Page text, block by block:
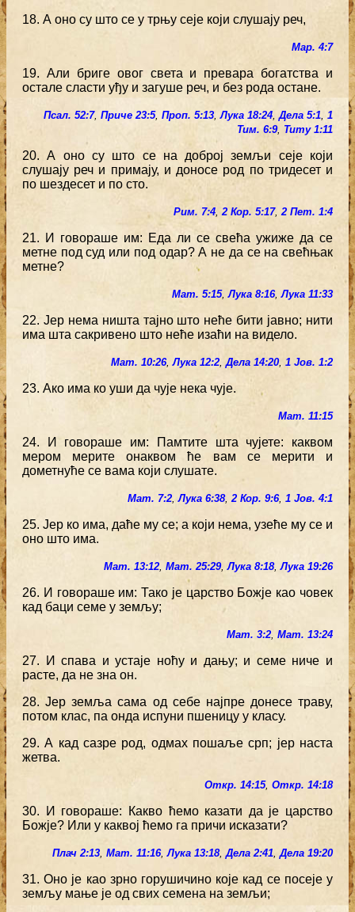
18. А оно су што се у трњу сеје који слушају реч,
Мар. 4:7
19. Али бриге овог света и превара богатства и
остале сласти уђу и загуше реч, и без рода остане.
Псал. 52:7, Приче 23:5, Проп. 5:13,Лука 18:24,Дела 5:1, 1
Тим. 6:9, Титу 1:11
20. А оно су што се на доброј земљи сеје који
слушају реч и примају, и доносе род по тридесет и
по шездесет и по сто.
Рим. 7:4,2 Кор. 5:17,2 Пет. 1:4
21. И говораше им: Еда ли се свећа ужиже да се
метне под суд или под одар? А не да се на свећњак
метне?
Мат. 5:15,Лука 8:16,Лука 11:33
22. Јер нема ништа тајно што неће бити јавно; нити
има шта сакривено што неће изаћи на видело.
Мат. 10:26,Лука 12:2,Дела 14:20, 1 Јов. 1:2
23. Ако има ко уши да чује нека чује.
Мат. 11:15
24. И говораше им: Памтите шта чујете: каквом
мером мерите онаквом ће вам се мерити и
дометнуће се вама који слушате.
Мат. 7:2,Лука 6:38,2 Кор. 9:6, 1 Јов. 4:1
25. Јер ко има, даће му се; а који нема, узеће му се и
оно што има.
Мат. 13:12, Мат. 25:29,Лука 8:18,Лука 19:26
26. И говораше им: Тако је царство Божје као човек
кад баци семе у земљу;
Мат. 3:2, Мат. 13:24
27. И спава и устаје ноћу и дању; и семе ниче и
расте, да не зна он.
28. Јер земља сама од себе најпре донесе траву,
потом клас, па онда испуни пшеницу у класу.
29. А кад сазре род, одмах пошаље срп; јер наста
жетва.
Откр. 14:15, Откр. 14:18
30. И говораше: Какво ћемо казати да је царство
Божје? Или у каквој ћемо га причи исказати?
Плач 2:13, Мат. 11:16,Лука 13:18,Дела 2:41,Дела 19:20
31. Оно је као зрно горушичино које кад се посеје у
земљу мање је од свих семена на земљи;